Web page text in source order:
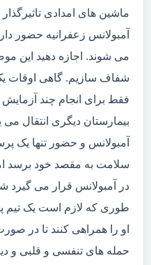
ماشین های امدادی
آمبولانس زعفرانیه حضور
می شوند. اجازه دهید این
شفاف سازیم. گاهی اوقات
فقط برای انجام چند
بیمارستان دیگری انتقال می
آمبولانس و حضور تنها یک
سلامت به مقصد خود برسد
در آمبولانس قرار می گیرد
طوری که لازم است یک تیم
او را همراهی کنند تا در
حمله های تنفسی و قلبی و